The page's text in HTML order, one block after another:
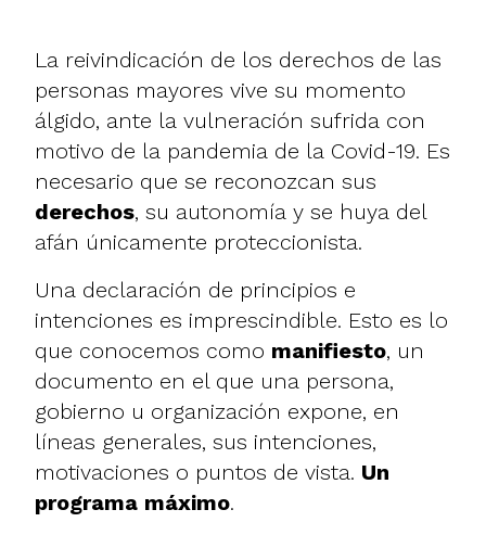
La reivindicación de los derechos de las
personas mayores vive su momento
álgido, ante la vulneración sufrida con
motivo de la pandemia de la Covid-19. Es
necesario que se reconozcan sus
derechos, su autonomía y se huya del
afán únicamente proteccionista.
Una declaración de principios e
intenciones es imprescindible. Esto es lo
que conocemos como manifiesto, un
documento en el que una persona,
gobierno u organización expone, en
líneas generales, sus intenciones,
motivaciones o puntos de vista. Un
programa máximo.